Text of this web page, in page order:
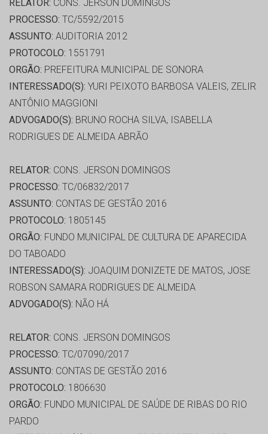
RELATOR: CONS. JERSON DOMINGOS
PROCESSO: TC/5592/2015
ASSUNTO: AUDITORIA 2012
PROTOCOLO: 1551791
ORGÃO: PREFEITURA MUNICIPAL DE SONORA
INTERESSADO(S): YURI PEIXOTO BARBOSA VALEIS, ZELIR
ANTÔNIO MAGGIONI
ADVOGADO(S): BRUNO ROCHA SILVA, ISABELLA
RODRIGUES DE ALMEIDA ABRÃO
RELATOR: CONS. JERSON DOMINGOS
PROCESSO: TC/06832/2017
ASSUNTO: CONTAS DE GESTÃO 2016
PROTOCOLO: 1805145
ORGÃO: FUNDO MUNICIPAL DE CULTURA DE APARECIDA
DO TABOADO
INTERESSADO(S): JOAQUIM DONIZETE DE MATOS, JOSE
ROBSON SAMARA RODRIGUES DE ALMEIDA
ADVOGADO(S): NÃO HÁ
RELATOR: CONS. JERSON DOMINGOS
PROCESSO: TC/07090/2017
ASSUNTO: CONTAS DE GESTÃO 2016
PROTOCOLO: 1806630
ORGÃO: FUNDO MUNICIPAL DE SAÚDE DE RIBAS DO RIO
PARDO